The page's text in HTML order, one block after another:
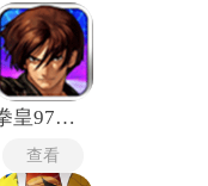
拳皇97手机版
查看